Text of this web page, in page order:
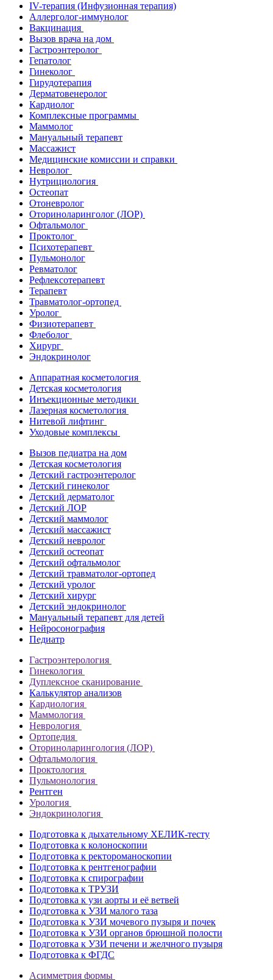
IV-терапия (Инфузионная терапия)
Аллерголог-иммунолог
Вакцинация
Вызов врача на дом
Гастроэнтеролог
Гепатолог
Гинеколог
Гирудотерапия
Дерматовенеролог
Кардиолог
Комплексные программы
Маммолог
Мануальный терапевт
Массажист
Медицинские комиссии и справки
Невролог
Нутрициология
Остеопат
Отоневролог
Оториноларинголог (ЛОР)
Офтальмолог
Проктолог
Психотерапевт
Пульмонолог
Ревматолог
Рефлексотерапевт
Терапевт
Травматолог-ортопед
Уролог
Физиотерапевт
Флеболог
Хирург
Эндокринолог
Аппаратная косметология
Детская косметология
Инъекционные методики
Лазерная косметология
Нитевой лифтинг
Уходовые комплексы
Вызов педиатра на дом
Детская косметология
Детский гастроэнтеролог
Детский гинеколог
Детский дерматолог
Детский ЛОР
Детский маммолог
Детский массажист
Детский невролог
Детский остеопат
Детский офтальмолог
Детский травматолог-ортопед
Детский уролог
Детский хирург
Детский эндокринолог
Мануальный терапевт для детей
Нейросонография
Педиатр
Гастроэнтерология
Гинекология
Дуплексное сканирование
Калькулятор анализов
Кардиология
Маммология
Неврология
Ортопедия
Оториноларингология (ЛОР)
Офтальмология
Проктология
Пульмонология
Рентген
Урология
Эндокринология
Подготовка к дыхательному ХЕЛИК-тесту
Подготовка к колоноскопии
Подготовка к ректороманоскопии
Подготовка к рентгенографии
Подготовка к спирографии
Подготовка к ТРУЗИ
Подготовка к узи аорты и её ветвей
Подготовка к УЗИ малого таза
Подготовка к УЗИ мочевого пузыря и почек
Подготовка к УЗИ органов брюшной полости
Подготовка к УЗИ печени и желчного пузыря
Подготовка к ФГДС
Асимметрия формы